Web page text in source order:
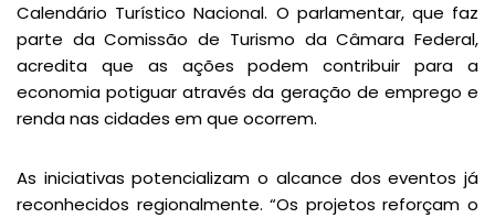
Calendário Turístico Nacional. O parlamentar, que faz
parte da Comissão de Turismo da Câmara Federal,
acredita que as ações podem contribuir para a
economia potiguar através da geração de emprego e
renda nas cidades em que ocorrem.
As iniciativas potencializam o alcance dos eventos já
reconhecidos regionalmente. “Os projetos reforçam o